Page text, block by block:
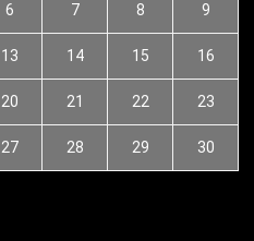
6 7 8 9
13 14 15 16
20 21 22 23
27 28 29 30